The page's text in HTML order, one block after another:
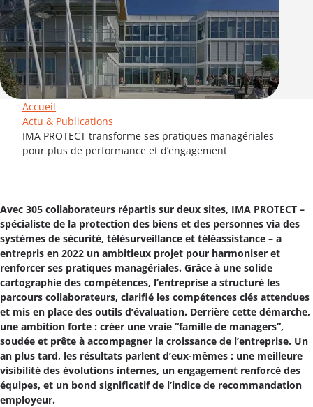
Accueil
Actu & Publications
IMA PROTECT transforme ses pratiques managériales
pour plus de performance et d’engagement
Avec 305 collaborateurs répartis sur deux sites, IMA PROTECT –
spécialiste de la protection des biens et des personnes via des
systèmes de sécurité, télésurveillance et téléassistance – a
entrepris en 2022 un ambitieux projet pour harmoniser et
renforcer ses pratiques managériales. Grâce à une solide
cartographie des compétences, l’entreprise a structuré les
parcours collaborateurs, clarifié les compétences clés attendues
et mis en place des outils d’évaluation. Derrière cette démarche,
une ambition forte : créer une vraie “famille de managers”,
soudée et prête à accompagner la croissance de l’entreprise. Un
an plus tard, les résultats parlent d’eux-mêmes : une meilleure
visibilité des évolutions internes, un engagement renforcé des
équipes, et un bond significatif de l’indice de recommandation
employeur.